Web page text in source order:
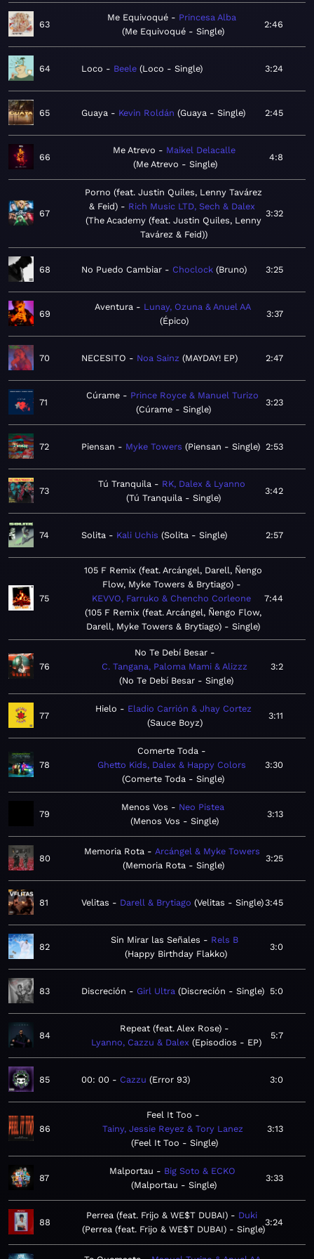
63
Me Equivoqué
Princesa Alba
Me Equivoqué - Single
2:46
64 Loco Beele Loco - Single 3:24
65 Guaya Kevin Roldán Guaya - Single 2:45
66
Me Atrevo
Maikel Delacalle
Me Atrevo - Single
4:8
67
Porno (feat. Justin Quiles, Lenny Tavárez
& Feid)
Rich Music LTD, Sech & Dalex
The Academy (feat. Justin Quiles, Lenny
Tavárez & Feid)
3:32
68 No Puedo Cambiar Choclock Bruno 3:25
69
Aventura
Lunay, Ozuna & Anuel AA
Épico
3:37
70 NECESITO Noa Sainz MAYDAY! EP 2:47
71
Cúrame
Prince Royce & Manuel Turizo
Cúrame - Single
3:23
72 Piensan Myke Towers Piensan - Single 2:53
73
Tú Tranquila
RK, Dalex & Lyanno
Tú Tranquila - Single
3:42
74 Solita Kali Uchis Solita - Single 2:57
75
105 F Remix (feat. Arcángel, Darell, Ñengo
Flow, Myke Towers & Brytiago)
KEVVO, Farruko & Chencho Corleone
105 F Remix (feat. Arcángel, Ñengo Flow,
Darell, Myke Towers & Brytiago) - Single
7:44
76
No Te Debí Besar
C. Tangana, Paloma Mami & Alizzz
No Te Debí Besar - Single
3:2
77
Hielo
Eladio Carrión & Jhay Cortez
Sauce Boyz
3:11
78
Comerte Toda
Ghetto Kids, Dalex & Happy Colors
Comerte Toda - Single
3:30
79
Menos Vos
Neo Pistea
Menos Vos - Single
3:13
80
Memoria Rota
Arcángel & Myke Towers
Memoria Rota - Single
3:25
81 Velitas Darell & Brytiago Velitas - Single 3:45
82
Sin Mirar las Señales
Rels B
Happy Birthday Flakko
3:0
83 Discreción Girl Ultra Discreción - Single 5:0
84
Repeat (feat. Alex Rose)
Lyanno, Cazzu & Dalex Episodios - EP
5:7
85 00: 00 Cazzu Error 93 3:0
86
Feel It Too
Tainy, Jessie Reyez & Tory Lanez
Feel It Too - Single
3:13
87
Malportau
Big Soto & ECKO
Malportau - Single
3:33
88
Perrea (feat. Frijo & WE$T DUBAI)
Duki
Perrea (feat. Frijo & WE$T DUBAI) - Single
3:24